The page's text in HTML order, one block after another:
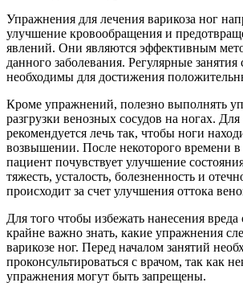
Упражнения для лечения варикоза ног
улучшение кровообращения и
явлений. Они являются эффективным
данного заболевания. Регулярные занятия
необходимы для достижения
Кроме упражнений, полезно выполнять
разгрузки венозных сосудов на ногах. Для
рекомендуется лечь так, чтобы ноги
возвышении. После некоторого времени
пациент почувствует улучшение
тяжесть, усталость, болезненность и
происходит за счет улучшения оттока
Для того чтобы избежать нанесения вреда
крайне важно знать, какие упражнения
варикозе ног. Перед началом занятий
проконсультироваться с врачом, так как
упражнения могут быть запрещены.